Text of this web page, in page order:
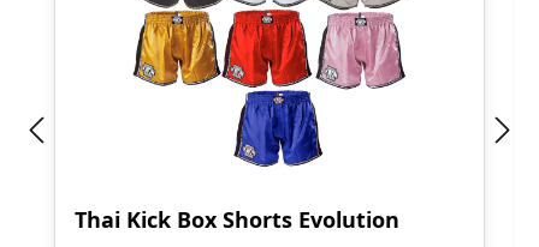
Thai Kick Box Shorts Evolution